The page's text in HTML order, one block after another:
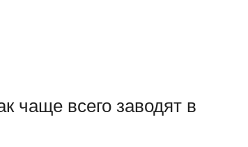
чаще всего заводят в